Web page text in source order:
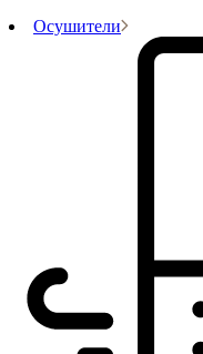
Осушители